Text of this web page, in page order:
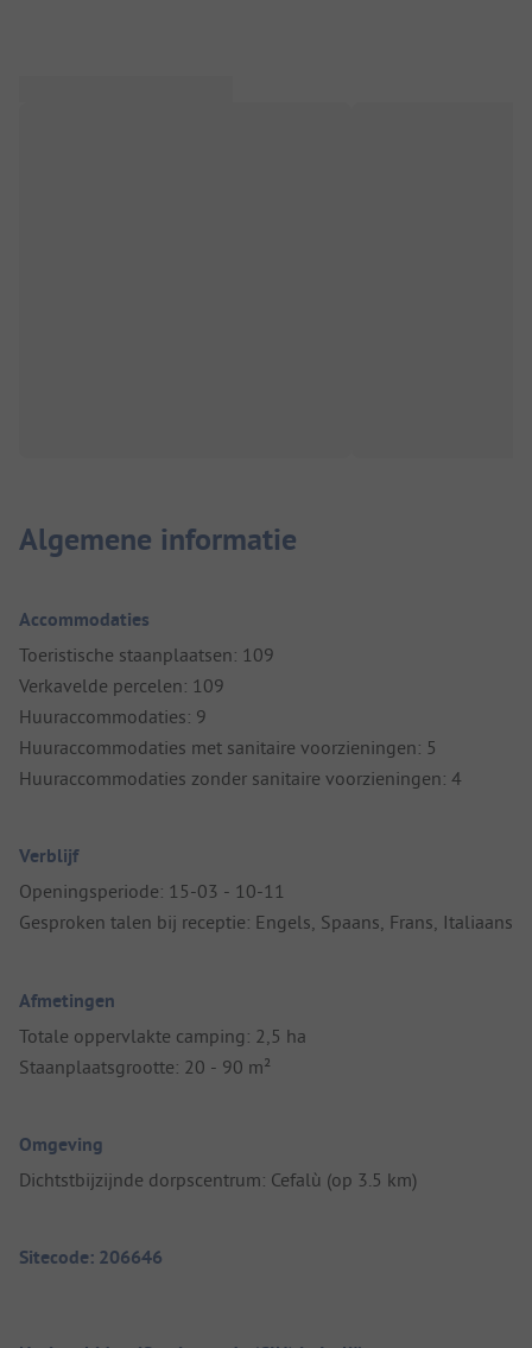
Algemene informatie
Accommodaties
Toeristische staanplaatsen: 109
Verkavelde percelen: 109
Huuraccommodaties: 9
Huuraccommodaties met sanitaire voorzieningen: 5
Huuraccommodaties zonder sanitaire voorzieningen: 4
Verblijf
Openingsperiode: 15-03 - 10-11
Gesproken talen bij receptie: Engels, Spaans, Frans, Italiaans
Afmetingen
Totale oppervlakte camping: 2,5 ha
Staanplaatsgrootte: 20 - 90 m²
Omgeving
Dichtstbijzijnde dorpscentrum: Cefalù (op 3.5 km)
Sitecode: 206646